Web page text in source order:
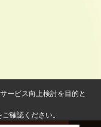
ービス向上検討を目的と
ご確認ください。